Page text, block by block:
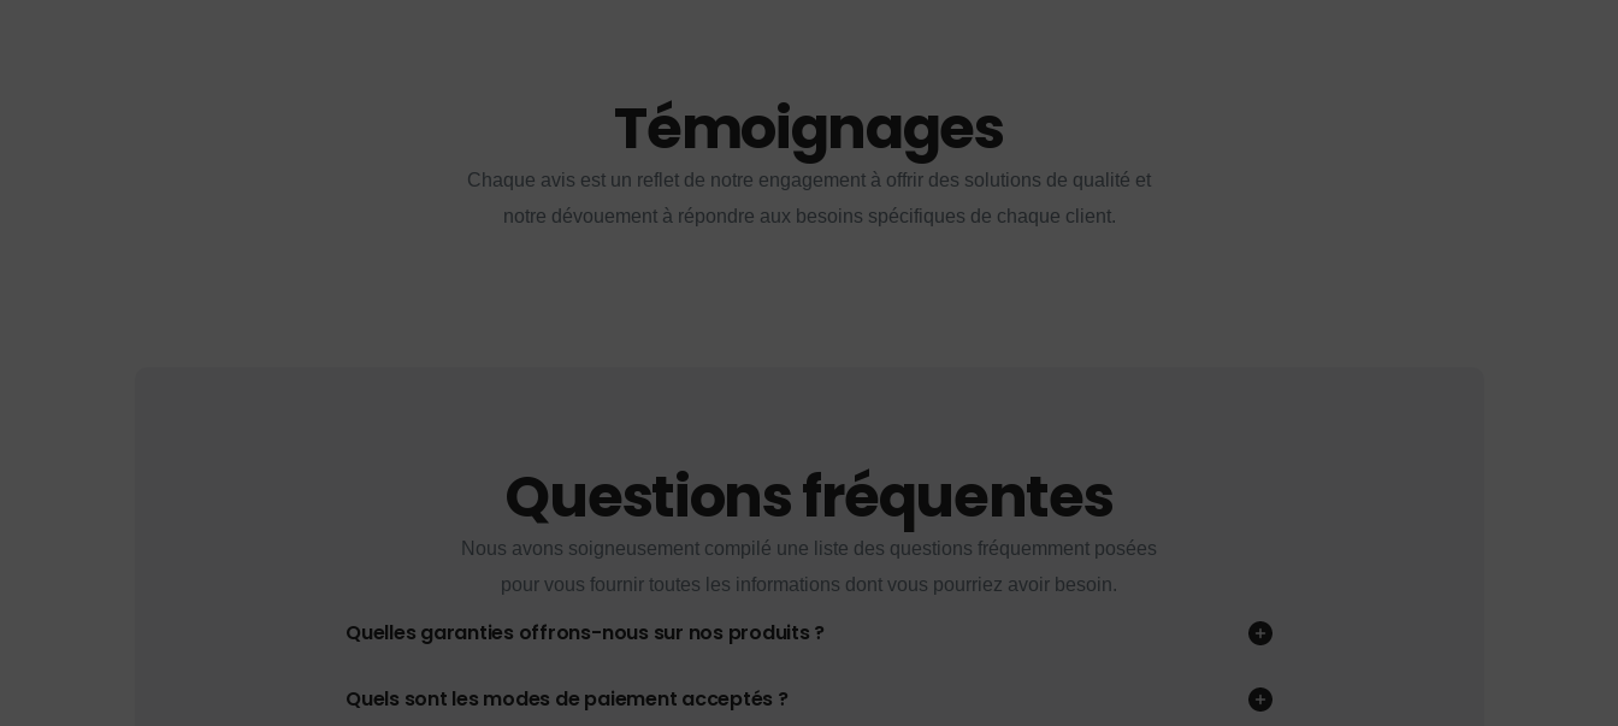
Témoignages
Chaque avis est un reflet de notre engagement à offrir des solutions de qualité et
notre dévouement à répondre aux besoins spécifiques de chaque client.
Questions fréquentes
Nous avons soigneusement compilé une liste des questions fréquemment posées
pour vous fournir toutes les informations dont vous pourriez avoir besoin.
Quelles garanties offrons-nous sur nos produits ?
Quels sont les modes de paiement acceptés ?